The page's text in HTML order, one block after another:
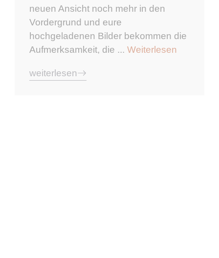
neuen Ansicht noch mehr in den
Vordergrund und eure
hochgeladenen Bilder bekommen die
Aufmerksamkeit, die ... Weiterlesen
weiterlesen